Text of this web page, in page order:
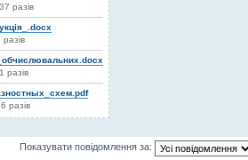
разів
разів
разів
Показувати повідомлення за: